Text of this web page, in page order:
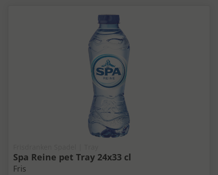
Spa Reine pet Tray 24x33 cl
Fris